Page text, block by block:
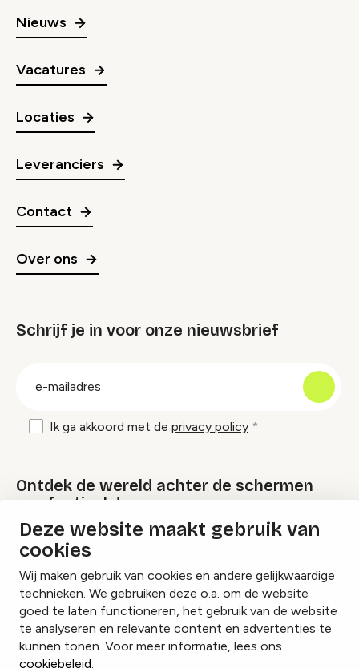
Deze website maakt gebruik van
cookies
Wij maken gebruik van cookies en andere gelijkwaardige
technieken. We gebruiken deze o.a. om de website
goed te laten functioneren, het gebruik van de website
te analyseren en relevante content en advertenties te
kunnen tonen. Voor meer informatie, lees ons
cookiebeleid.
Nieuws
Vacatures
Locaties
Leveranciers
Contact
Over ons
Schrijf je in voor onze nieuwsbrief
Ik ga akkoord met de privacy policy
Ontdek de wereld achter de schermen
van festivals!
Lees onze Festival Specials
InstagramFacebookLinkedIn